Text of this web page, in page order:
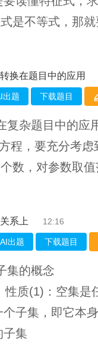
是不等式，那
换在题目中的应用
出题 下载题目
复杂题目中的应
程，要充分考虑
数，对参数取
系上 12:16
AI出题 下载题目
集的概念
性质(1)：空集是
子集，即它本
子集